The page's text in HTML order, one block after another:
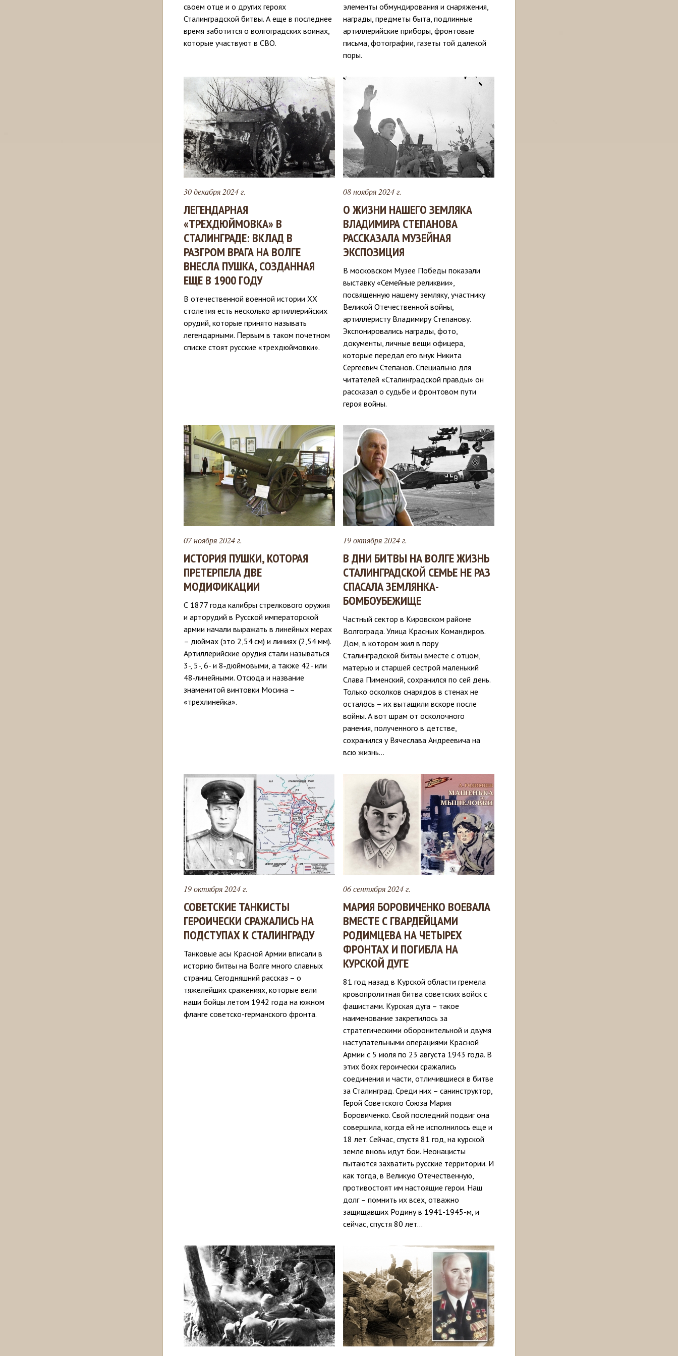
своем отце и о других героях
Сталинградской битвы. А еще в последнее
время заботится о волгоградских воинах,
которые участвуют в СВО.
элементы обмундирования и снаряжения,
награды, предметы быта, подлинные
артиллерийские приборы, фронтовые
письма, фотографии, газеты той далекой
поры.
30 декабря 2024 г.
ЛЕГЕНДАРНАЯ
«ТРЕХДЮЙМОВКА» В
СТАЛИНГРАДЕ: ВКЛАД В
РАЗГРОМ ВРАГА НА ВОЛГЕ
ВНЕСЛА ПУШКА, СОЗДАННАЯ
ЕЩЕ В 1900 ГОДУ
В отечественной военной истории ХХ
столетия есть несколько артиллерийских
орудий, которые принято называть
легендарными. Первым в таком почетном
списке стоят русские «трехдюймовки».
08 ноября 2024 г.
О ЖИЗНИ НАШЕГО ЗЕМЛЯКА
ВЛАДИМИРА СТЕПАНОВА
РАССКАЗАЛА МУЗЕЙНАЯ
ЭКСПОЗИЦИЯ
В московском Музее Победы показали
выставку «Семейные реликвии»,
посвященную нашему земляку, участнику
Великой Отечественной войны,
артиллеристу Владимиру Степанову.
Экспонировались награды, фото,
документы, личные вещи офицера,
которые передал его внук Никита
Сергеевич Степанов. Специально для
читателей «Сталинградской правды» он
рассказал о судьбе и фронтовом пути
героя войны.
07 ноября 2024 г.
ИСТОРИЯ ПУШКИ, КОТОРАЯ
ПРЕТЕРПЕЛА ДВЕ
МОДИФИКАЦИИ
С 1877 года калибры стрелкового оружия
и арторудий в Русской императорской
армии начали выражать в линейных мерах
– дюймах (это 2,54 см) и линиях (2,54 мм).
Артиллерийские орудия стали называться
3-, 5-, 6- и 8‑дюймовыми, а также 42- или
48‑линейными. Отсюда и название
знаменитой винтовки Мосина –
«трехлинейка».
19 октября 2024 г.
В ДНИ БИТВЫ НА ВОЛГЕ ЖИЗНЬ
СТАЛИНГРАДСКОЙ СЕМЬЕ НЕ РАЗ
СПАСАЛА ЗЕМЛЯНКА-
БОМБОУБЕЖИЩЕ
Частный сектор в Кировском районе
Волгограда. Улица Красных Командиров.
Дом, в котором жил в пору
Сталинградской битвы вместе с отцом,
матерью и старшей сестрой маленький
Слава Пименский, сохранился по сей день.
Только осколков снарядов в стенах не
осталось – их вытащили вскоре после
войны. А вот шрам от осколочного
ранения, полученного в детстве,
сохранился у Вячеслава Андреевича на
всю жизнь…
19 октября 2024 г.
СОВЕТСКИЕ ТАНКИСТЫ
ГЕРОИЧЕСКИ СРАЖАЛИСЬ НА
ПОДСТУПАХ К СТАЛИНГРАДУ
Танковые асы Красной Армии вписали в
историю битвы на Волге много славных
страниц. Сегодняшний рассказ – о
тяжелейших сражениях, которые вели
наши бойцы летом 1942 года на южном
фланге советско-германского фронта.
06 сентября 2024 г.
МАРИЯ БОРОВИЧЕНКО ВОЕВАЛА
ВМЕСТЕ С ГВАРДЕЙЦАМИ
РОДИМЦЕВА НА ЧЕТЫРЕХ
ФРОНТАХ И ПОГИБЛА НА
КУРСКОЙ ДУГЕ
81 год назад в Курской области гремела
кровопролитная битва советских войск с
фашистами. Курская дуга – такое
наименование закрепилось за
стратегическими оборонительной и двумя
наступательными операциями Красной
Армии с 5 июля по 23 августа 1943 года. В
этих боях героически сражались
соединения и части, отличившиеся в битве
за Сталинград. Среди них – санинструктор,
Герой Советского Союза Мария
Боровиченко. Свой последний подвиг она
совершила, когда ей не исполнилось еще и
18 лет. Сейчас, спустя 81 год, на курской
земле вновь идут бои. Неонацисты
пытаются захватить русские территории. И
как тогда, в Великую Отечественную,
противостоят им настоящие герои. Наш
долг – помнить их всех, отважно
защищавших Родину в 1941-1945-м, и
сейчас, спустя 80 лет…